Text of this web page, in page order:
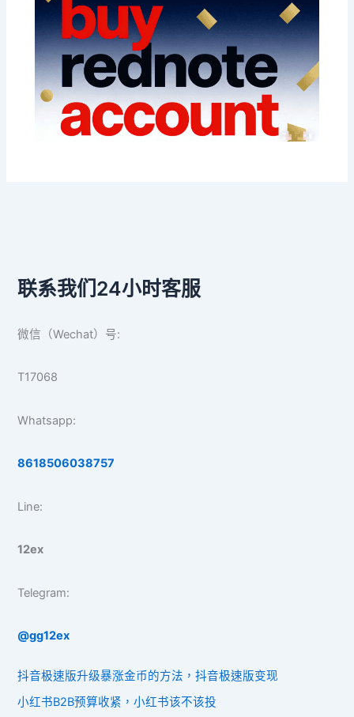
联系我们24小时客服
微信（Wechat）号:
T17068
Whatsapp:
8618506038757
Line:
12ex
Telegram:
@gg12ex
抖音极速版升级暴涨金币的方法，抖音极速版变现
小红书B2B预算收紧，小红书该不该投